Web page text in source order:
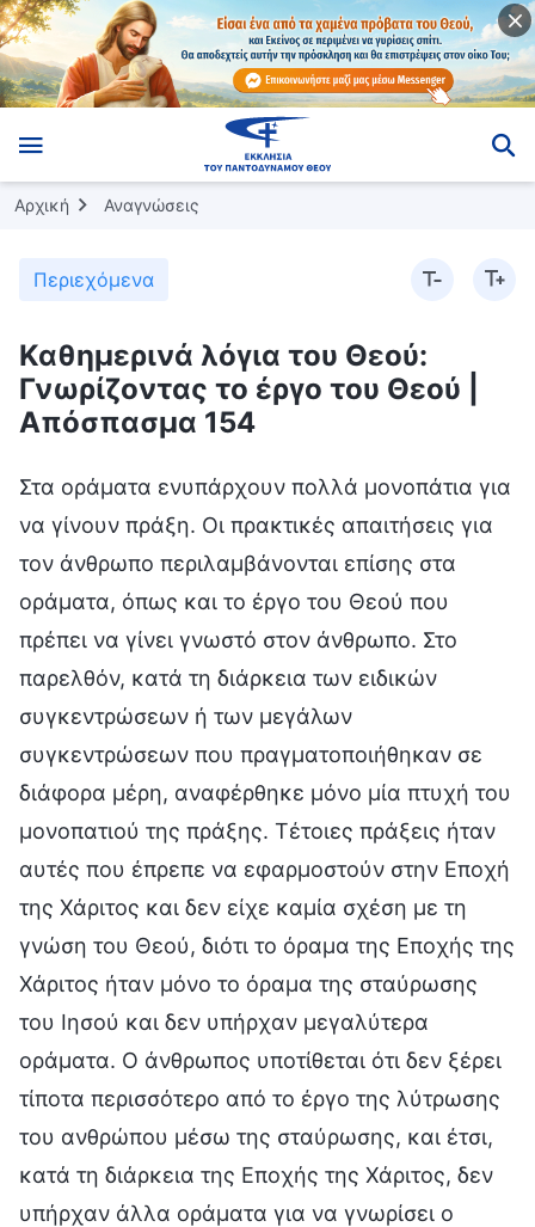
Αρχική Αναγνώσεις
Περιεχόμενα
Καθημερινά λόγια του Θεού:
Γνωρίζοντας το έργο του Θεού |
Απόσπασμα 154
Στα οράματα ενυπάρχουν πολλά μονοπάτια για
να γίνουν πράξη. Οι πρακτικές απαιτήσεις για
τον άνθρωπο περιλαμβάνονται επίσης στα
οράματα, όπως και το έργο του Θεού που
πρέπει να γίνει γνωστό στον άνθρωπο. Στο
παρελθόν, κατά τη διάρκεια των ειδικών
συγκεντρώσεων ή των μεγάλων
συγκεντρώσεων που πραγματοποιήθηκαν σε
διάφορα μέρη, αναφέρθηκε μόνο μία πτυχή του
μονοπατιού της πράξης. Τέτοιες πράξεις ήταν
αυτές που έπρεπε να εφαρμοστούν στην Εποχή
της Χάριτος και δεν είχε καμία σχέση με τη
γνώση του Θεού, διότι το όραμα της Εποχής της
Χάριτος ήταν μόνο το όραμα της σταύρωσης
του Ιησού και δεν υπήρχαν μεγαλύτερα
οράματα. Ο άνθρωπος υποτίθεται ότι δεν ξέρει
τίποτα περισσότερο από το έργο της λύτρωσης
του ανθρώπου μέσω της σταύρωσης, και έτσι,
κατά τη διάρκεια της Εποχής της Χάριτος, δεν
υπήρχαν άλλα οράματα για να γνωρίσει ο